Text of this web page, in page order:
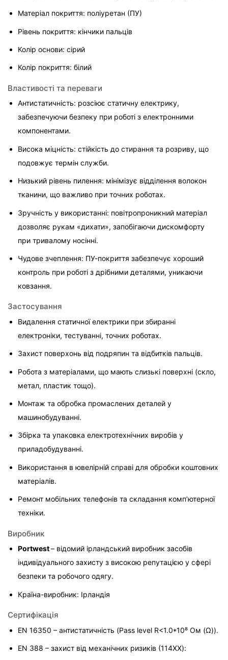
Матеріал покриття: поліуретан (ПУ)
Рівень покриття: кінчики пальців
Колір основи: сірий
Колір покриття: білий
Властивості та переваги
Антистатичність: розсіює статичну електрику,
забезпечуючи безпеку при роботі з електронними
компонентами.
Висока міцність: стійкість до стирання та розриву, що
подовжує термін служби.
Низький рівень пилення: мінімізує відділення волокон
тканини, що важливо при точних роботах.
Зручність у використанні: повітропроникний матеріал
дозволяє рукам «дихати», запобігаючи дискомфорту
при тривалому носінні.
Чудове зчеплення: ПУ-покриття забезпечує хороший
контроль при роботі з дрібними деталями, уникаючи
ковзання.
Застосування
Видалення статичної електрики при збиранні
електроніки, тестуванні, точних роботах.
Захист поверхонь від подряпин та відбитків пальців.
Робота з матеріалами, що мають слизькі поверхні (скло,
метал, пластик тощо).
Монтаж та обробка промаслених деталей у
машинобудуванні.
Збірка та упаковка електротехнічних виробів у
приладобудуванні.
Використання в ювелірній справі для обробки коштовних
матеріалів.
Ремонт мобільних телефонів та складання комп’ютерної
техніки.
Виробник
Portwest – відомий ірландський виробник засобів
індивідуального захисту з високою репутацією у сфері
безпеки та робочого одягу.
Країна-виробник: Ірландія
Сертифікація
EN 16350 – антистатичність (Pass level R<1.0*10⁸ Ом (Ω)).
EN 388 – захист від механічних ризиків (114XX):